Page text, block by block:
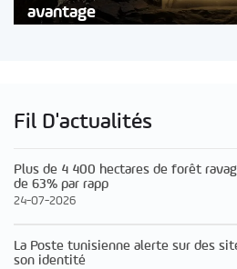
avantage
Fil D'actualités
Plus de 4 400 hectares de forêt
de 63% par rapp
24-07-2026
La Poste tunisienne alerte sur des
son identité